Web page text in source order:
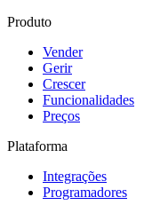
Produto
Vender
Gerir
Crescer
Funcionalidades
Preços
Plataforma
Integrações
Programadores